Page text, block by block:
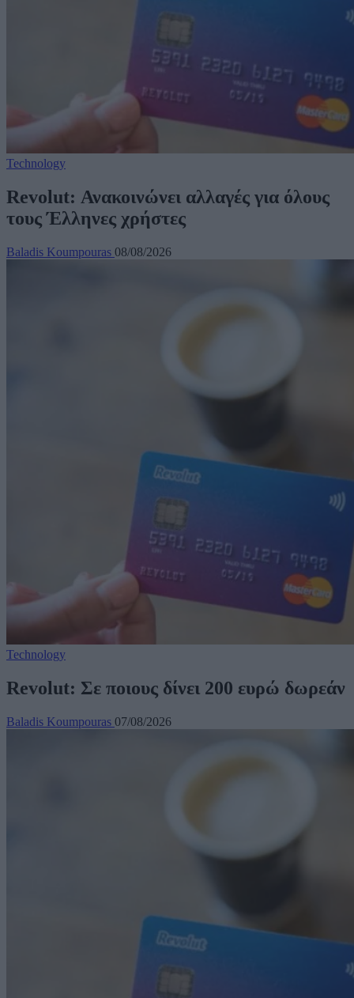
Technology
Revolut: Ανακοινώνει αλλαγές για όλους
τους Έλληνες χρήστες
Baladis Koumpouras 08/08/2026
Technology
Revolut: Σε ποιους δίνει 200 ευρώ δωρεάν
Baladis Koumpouras 07/08/2026